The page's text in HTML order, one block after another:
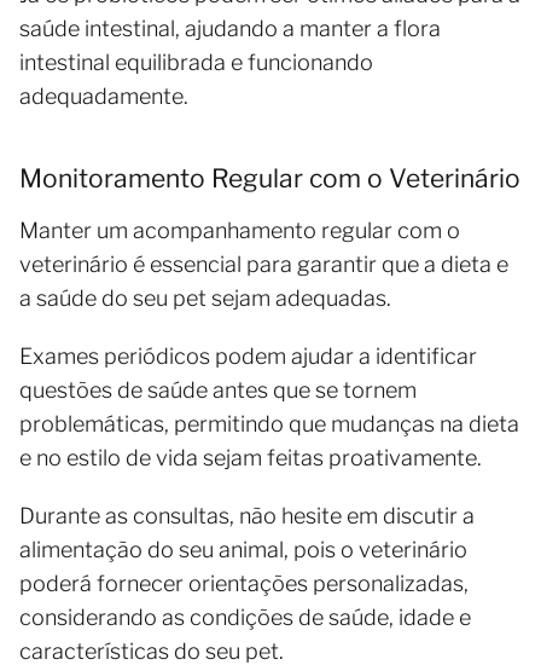
saúde intestinal, ajudando a manter a flora
intestinal equilibrada e funcionando
adequadamente.
Monitoramento Regular com o Veterinário
Manter um acompanhamento regular com o
veterinário é essencial para garantir que a dieta e
a saúde do seu pet sejam adequadas.
Exames periódicos podem ajudar a identificar
questões de saúde antes que se tornem
problemáticas, permitindo que mudanças na dieta
e no estilo de vida sejam feitas proativamente.
Durante as consultas, não hesite em discutir a
alimentação do seu animal, pois o veterinário
poderá fornecer orientações personalizadas,
considerando as condições de saúde, idade e
características do seu pet.